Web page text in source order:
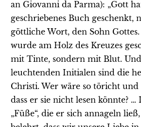
an Giovanni da Parma): „Gott
geschriebenes Buch geschenkt,
göttliche Wort, den Sohn
wurde am Holz des Kreuzes
mit Tinte, sondern mit Blut.
leuchtenden Initialen sind die
Christi. Wer wäre so töricht und
dass er sie nicht lesen könnte?
„Füße“, die er sich annageln